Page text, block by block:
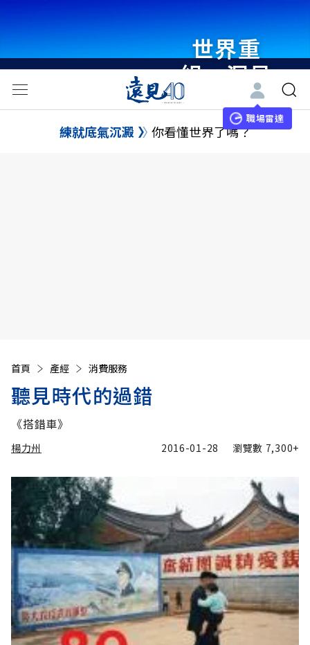
世界重
組・洞見
未來 與
世界領袖
職場雷達
練就底氣沉澱 你看懂世界了嗎？
首頁 產經 消費服務
聽見時代的過錯
《搭錯車》
楊力州 2016-01-28 瀏覽數 7,300+